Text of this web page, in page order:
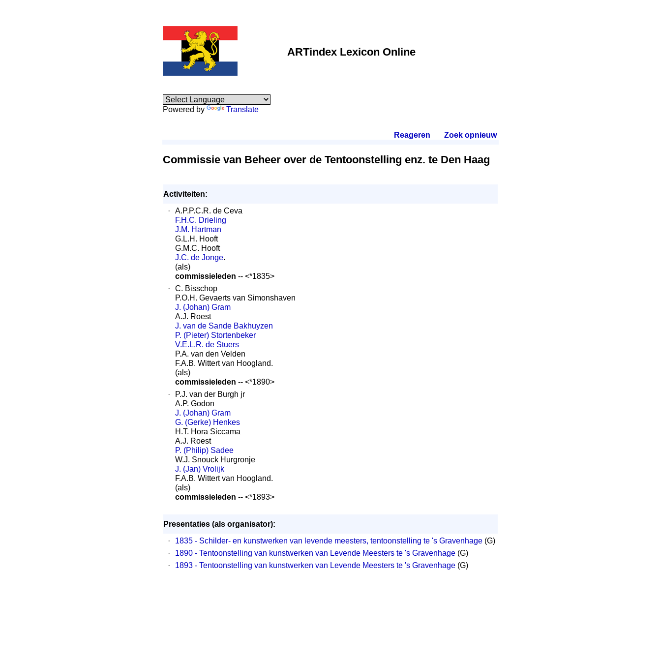
ARTindex Lexicon Online
Powered by Translate
Reageren Zoek opnieuw.
Commissie van Beheer over de Tentoonstelling enz. te Den Haag
Activiteiten:
·
A.P.P.C.R. de Ceva
F.H.C. Drieling
J.M. Hartman
G.L.H. Hooft
G.M.C. Hooft
J.C. de Jonge.
(als)
commissieleden -- <*1835>
·
C. Bisschop
P.O.H. Gevaerts van Simonshaven
J. (Johan) Gram
A.J. Roest
J. van de Sande Bakhuyzen
P. (Pieter) Stortenbeker
V.E.L.R. de Stuers
P.A. van den Velden
F.A.B. Wittert van Hoogland.
(als)
commissieleden -- <*1890>
·
P.J. van der Burgh jr
A.P. Godon
J. (Johan) Gram
G. (Gerke) Henkes
H.T. Hora Siccama
A.J. Roest
P. (Philip) Sadee
W.J. Snouck Hurgronje
J. (Jan) Vrolijk
F.A.B. Wittert van Hoogland.
(als)
commissieleden -- <*1893>
Presentaties (als organisator):
·
1835 - Schilder- en kunstwerken van levende meesters, tentoonstelling te 's Gravenhage (G)
·
1890 - Tentoonstelling van kunstwerken van Levende Meesters te 's Gravenhage (G)
·
1893 - Tentoonstelling van kunstwerken van Levende Meesters te 's Gravenhage (G)